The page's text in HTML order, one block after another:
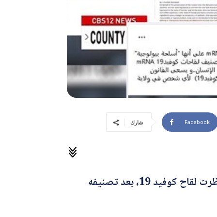
شارك Facebook
، تزعم أن ولاية فلوريدا الأمريكية، حظرت لقاح كوفيد 19، بعد تصنيفه